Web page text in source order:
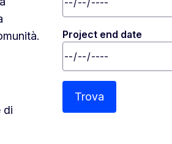
di
Project end date
Trova